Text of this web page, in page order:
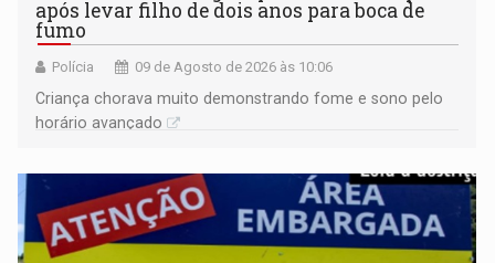
após levar filho de dois anos para boca de
fumo
Polícia 09 de Agosto de 2026 às 10:06
Criança chorava muito demonstrando fome e sono pelo
horário avançado